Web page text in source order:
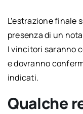
L’estrazione finale
presenza di un
I vincitori saranno
e dovranno
indicati.
Qualche